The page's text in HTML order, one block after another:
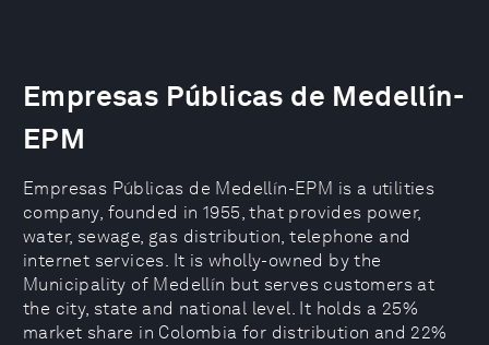
Empresas Públicas de Medellín-
EPM
Empresas Públicas de Medellín-EPM is a utilities
company, founded in 1955, that provides power,
water, sewage, gas distribution, telephone and
internet services. It is wholly-owned by the
Municipality of Medellín but serves customers at
the city, state and national level. It holds a 25%
market share in Colombia for distribution and 22%